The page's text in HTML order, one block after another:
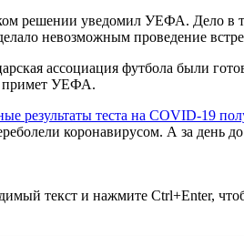
решении уведомил УЕФА. Дело в
невозможным проведение
ассоциация футбола были
примет УЕФА.
результаты теста на COVID-19
коронавирусом. А за день
текст и нажмите Ctrl+Enter,